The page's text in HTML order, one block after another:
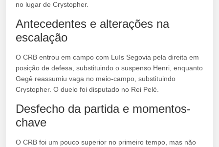
no lugar de Crystopher.
Antecedentes e alterações na
escalação
O CRB entrou em campo com Luís Segovia pela direita em
posição de defesa, substituindo o suspenso Henri, enquanto
Gegê reassumiu vaga no meio-campo, substituindo
Crystopher. O duelo foi disputado no Rei Pelé.
Desfecho da partida e momentos-
chave
O CRB foi um pouco superior no primeiro tempo, mas não